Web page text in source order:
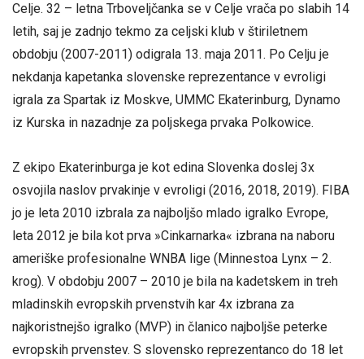
Celje. 32 – letna Trboveljčanka se v Celje vrača po slabih 14
letih, saj je zadnjo tekmo za celjski klub v štiriletnem
obdobju (2007-2011) odigrala 13. maja 2011. Po Celju je
nekdanja kapetanka slovenske reprezentance v evroligi
igrala za Spartak iz Moskve, UMMC Ekaterinburg, Dynamo
iz Kurska in nazadnje za poljskega prvaka Polkowice.
Z ekipo Ekaterinburga je kot edina Slovenka doslej 3x
osvojila naslov prvakinje v evroligi (2016, 2018, 2019). FIBA
jo je leta 2010 izbrala za najboljšo mlado igralko Evrope,
leta 2012 je bila kot prva »Cinkarnarka« izbrana na naboru
ameriške profesionalne WNBA lige (Minnestoa Lynx – 2.
krog). V obdobju 2007 – 2010 je bila na kadetskem in treh
mladinskih evropskih prvenstvih kar 4x izbrana za
najkoristnejšo igralko (MVP) in članico najboljše peterke
evropskih prvenstev. S slovensko reprezentanco do 18 let